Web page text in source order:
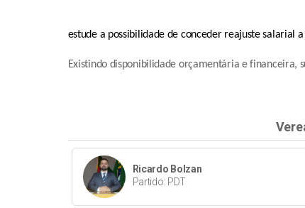
estude a possibilidade de conceder reajuste salarial
Existindo disponibilidade orçamentária e financeira,
Ricardo Bolzan
Partido: PDT